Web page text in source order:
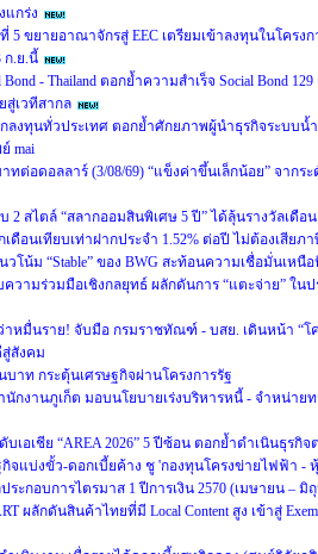
แกร่ง
ที่ 5 ขยายอาณาจักรสู่ EEC เตรียมเข้าลงทุนในโครง
ก.ย.นี้
- Thailand ตอกย้ำความสำเร็จ Social Bond
เวทีสากล
ลงทุนทั่วประเทศ ตอกย้ำศักยภาพผู้นำธุรกิจระบบน้
mai
ทต่อดอลลาร์ (3/08/69) “แข็งค่าขึ้นเล็กน้อย” จาก
สไตล์ “สลากออมสินพิเศษ 5 ปี” ได้ลุ้นรางวัลเดือน
ดือนเทียบเท่าฝากประจำ 1.52% ต่อปี ไม่ต้องเสียภ
วโน้ม “Stable” ของ BWG สะท้อนความเชื่อมั่นเห
วามร่วมมือเชิงกลยุทธ์ ผลักดันการ “แตะจ่าย” ใน
าหมื่นราย! จับมือ กรมราชทัณฑ์ - บสย. เดินหน้า “โ
สังคม
าท กระตุ้นเศรษฐกิจผ่านโครงการรัฐ
กงานภูเก็ต มอบนโยบายเร่งบริหารหนี้ - จำหน่า
เอเชีย “AREA 2026” 5 ปีซ้อน ตอกย้ำดำเนินธุรกิ
จแบ่งขั้ว-ดอกเบี้ยค้าง ชู 'กองทุนโครงข่ายไฟฟ้า -
ะกอบการไตรมาส 1 ปีการเงิน 2570 (เมษายน – มิ
ผลักดันสินค้าไทยที่มี Local Content สูง เข้าสู่